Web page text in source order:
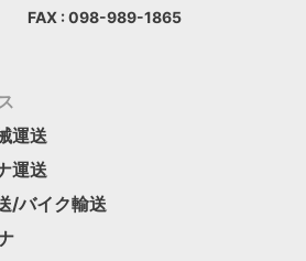
FAX : 098-989-1865
運送
運送
/バイク輸送